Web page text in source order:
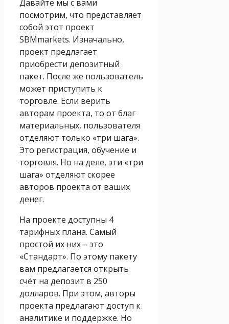
Давайте мы с вами
посмотрим, что представляет
собой этот проект
SBMmarkets. Изначально,
проект предлагает
приобрести депозитный
пакет. После же пользователь
может приступить к
торговле. Если верить
авторам проекта, то от благ
материальных, пользователя
отделяют только «три шага».
Это регистрация, обучение и
торговля. Но на деле, эти «три
шага» отделяют скорее
авторов проекта от ваших
денег.
На проекте доступны 4
тарифных плана. Самый
простой их них – это
«Стандарт». По этому пакету
вам предлагается открыть
счёт на депозит в 250
долларов. При этом, авторы
проекта предлагают доступ к
аналитике и поддержке. Но